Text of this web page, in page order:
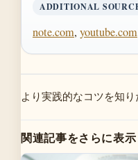
ADDITIONAL
note.com, youtube.com
より実践的なコツを知り
関連記事をさらに表示